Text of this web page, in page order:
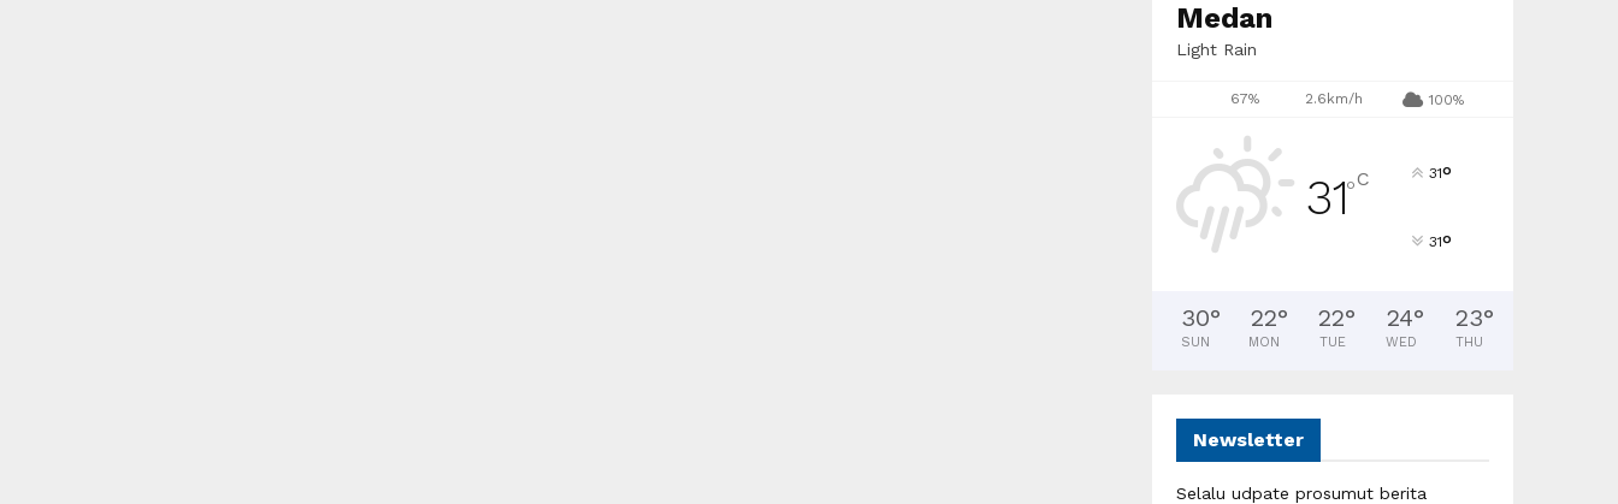
Medan
Light Rain
67% 2.6km/h 100%
31°C 31°
31°
30°
SUN
22°
MON
22°
TUE
24°
WED
23°
THU
Newsletter
Selalu udpate prosumut berita